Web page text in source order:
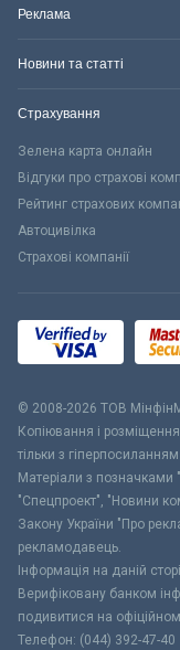
Реклама
Новини та статті
Страхування
Зелена карта онлайн
Відгуки про страхові
Рейтинг страхових
Автоцивілка
Страхові компанії
© 2008-2026 ТОВ
Копіювання і
тільки з
Матеріали з позначками
"Спецпроект", "Новини
Закону України "Про
рекламодавець.
Інформація на даній
Верифіковану банком
подивитися на
Телефон: (044) 392-47-40